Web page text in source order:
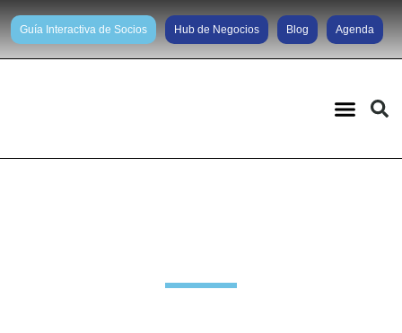
Guía Interactiva de Socios Hub de Negocios Blog Agenda